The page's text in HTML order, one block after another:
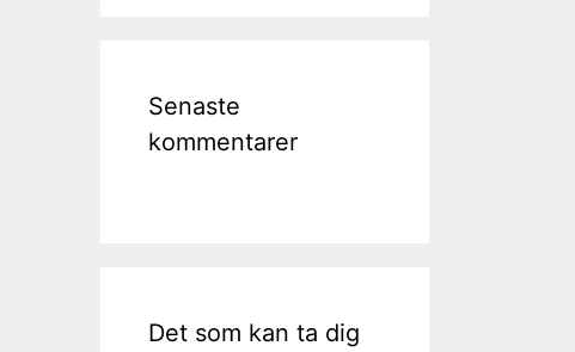
Senaste
kommentarer
Det som kan ta dig